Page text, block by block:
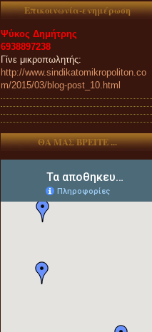
Επικοινωνία-ενημέρωση
Ψύκος Δημήτρης
6938897238
Γίνε μικροπωλητής:
http://www.sindikatomikropoliton.co
m/2015/03/blog-post_10.html
ΘΑ ΜΑΣ ΒΡΕΙΤΕ ...